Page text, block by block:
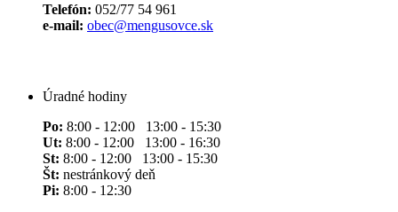
Telefón: 052/77 54 961
e-mail: obec@mengusovce.sk
Úradné hodiny
Po: 8:00 - 12:00 13:00 - 15:30
Ut: 8:00 - 12:00 13:00 - 16:30
St: 8:00 - 12:00 13:00 - 15:30
Št: nestránkový deň
Pi: 8:00 - 12:30